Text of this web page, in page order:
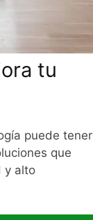
tu
puede tener
que
y alto